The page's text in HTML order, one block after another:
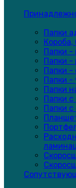
Папки
Короба,
Папки -
Папки -
Папки -
Папки -
Папки
Папки
Папки